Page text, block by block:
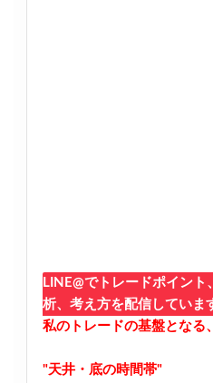
LINE@でトレードポイン
析、考え方を配信していま
私のトレードの基盤となる、
"天井・底の時間帯"